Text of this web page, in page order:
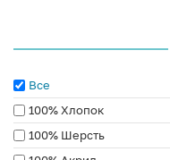
Все
100% Хлопок
100% Шерсть